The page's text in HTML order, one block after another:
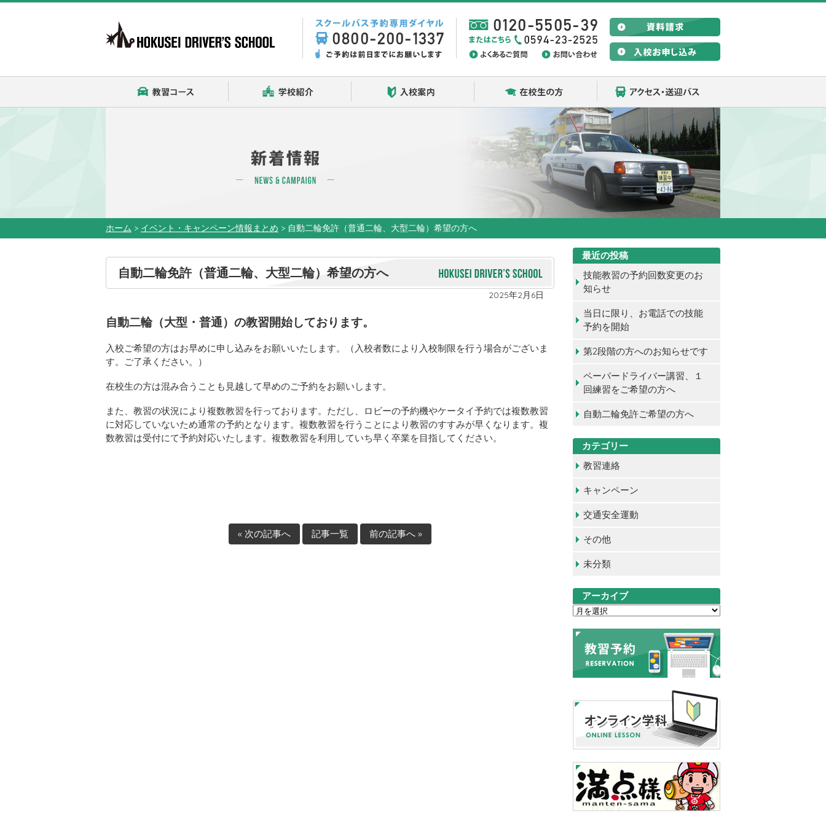
教習コース 入校案内 在校生の方
ホーム > イベント・キャンペーン情報まとめ > 自動二輪免許（普通二輪、大型二輪）希望の方へ
自動二輪免許（普通二輪、大型二輪）希望の方へ
2025年2月6日
自動二輪（大型・普通）の教習開始しております。
入校ご希望の方はお早めに申し込みをお願いいたします。（入校者数により入校制限を行う場合がございま
す。ご了承ください。）
在校生の方は混み合うことも見越して早めのご予約をお願いします。
また、教習の状況により複数教習を行っております。ただし、ロビーの予約機やケータイ予約では複数教習
に対応していないため通常の予約となります。複数教習を行うことにより教習のすすみが早くなります。複
数教習は受付にて予約対応いたします。複数教習を利用していち早く卒業を目指してください。
« 次の記事へ 記事一覧 前の記事へ »
最近の投稿
技能教習の予約回数変更のお
知らせ
当日に限り、お電話での技能
予約を開始
第2段階の方へのお知らせです
ペーパードライバー講習、１
回練習をご希望の方へ
自動二輪免許ご希望の方へ
カテゴリー
教習連絡
キャンペーン
交通安全運動
その他
未分類
アーカイブ